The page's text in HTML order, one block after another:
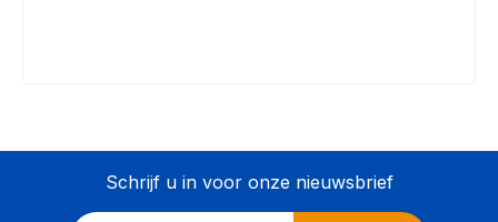
Schrijf u in voor onze nieuwsbrief